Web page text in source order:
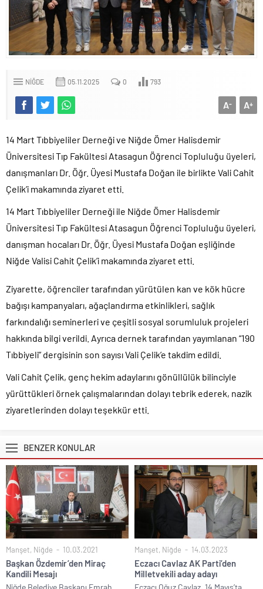
NIĞDE 05.11.2025 0 793
A+
A-
14 Mart Tıbbiyeliler Derneği ve Niğde Ömer Halisdemir
Üniversitesi Tıp Fakültesi Atasagun Öğrenci Topluluğu üyeleri,
danışmanları Dr. Öğr. Üyesi Mustafa Doğan ile birlikte Vali Cahit
Çelik’i makamında ziyaret etti.
14 Mart Tıbbiyeliler Derneği ile Niğde Ömer Halisdemir
Üniversitesi Tıp Fakültesi Atasagun Öğrenci Topluluğu üyeleri,
danışman hocaları Dr. Öğr. Üyesi Mustafa Doğan eşliğinde
Niğde Valisi Cahit Çelik’i makamında ziyaret etti.
Ziyarette, öğrenciler tarafından yürütülen kan ve kök hücre
bağışı kampanyaları, ağaçlandırma etkinlikleri, sağlık
farkındalığı seminerleri ve çeşitli sosyal sorumluluk projeleri
hakkında bilgi verildi. Ayrıca dernek tarafından yayımlanan “190
Tıbbiyeli” dergisinin son sayısı Vali Çelik’e takdim edildi.
Vali Cahit Çelik, genç hekim adaylarını gönüllülük bilinciyle
yürüttükleri örnek çalışmalarından dolayı tebrik ederek, nazik
ziyaretlerinden dolayı teşekkür etti.
BENZER KONULAR
Manşet, Niğde 10.03.2021
Başkan Özdemir’den Miraç
Kandili Mesajı
Manşet, Niğde 14.03.2023
Eczacı Cavlaz AK Parti’den
Milletvekili aday adayı